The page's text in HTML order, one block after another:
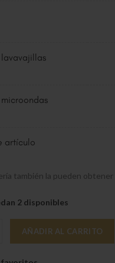
artículo
también la pueden obtener
2 disponibles
Cuberter?a de 70
AÑADIR AL CARRITO